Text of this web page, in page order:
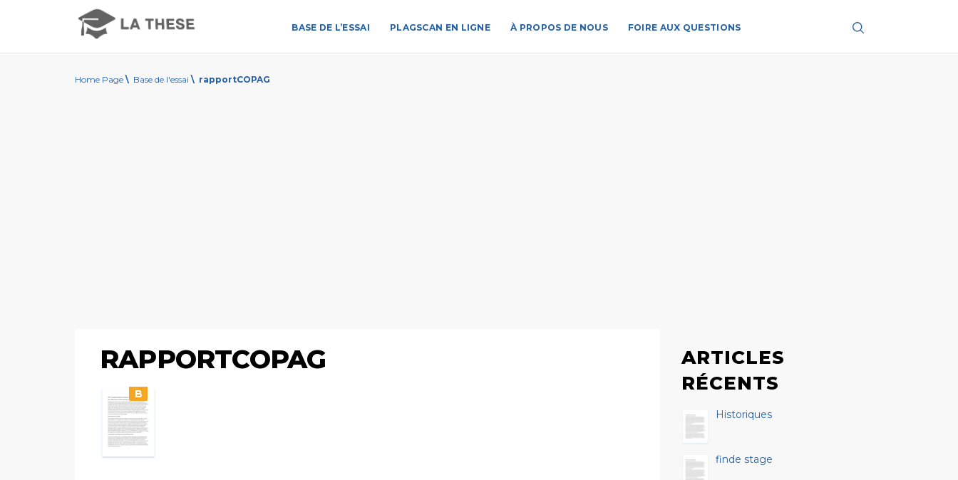
BASE DE L’ESSAI PLAGSCAN EN LIGNE À PROPOS DE NOUS FOIRE AUX QUESTIONS
Home Page \ Base de l'essai \ rapportCOPAG
RAPPORTCOPAG
B
ARTICLES
RÉCENTS
Historiques
finde stage